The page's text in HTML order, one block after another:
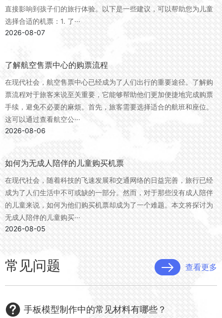
直接影响到孩子们的旅行体验。以下是一些建议，可以帮助您为儿童
选择合适的机票：1. 了···
2026-08-07
了解航空售票中心的购票流程
在现代社会，航空售票中心已经成为了人们出行的重要途径。了解购
票流程对于旅客来说至关重要，它能够帮助他们更加便捷地完成购票
手续，避免不必要的麻烦。首先，旅客需要选择适合的航班和座位。
这可以通过查看航空公···
2026-08-06
如何为无成人陪伴的儿童购买机票
在现代社会，随着科技的飞速发展和交通网络的日益完善，旅行已经
成为了人们生活中不可或缺的一部分。然而，对于那些没有成人陪伴
的儿童来说，如何为他们购买机票却成为了一个难题。本文将探讨为
无成人陪伴的儿童购买···
2026-08-05
常见问题 查看更多
手板模型制作中的常见材料有哪些？